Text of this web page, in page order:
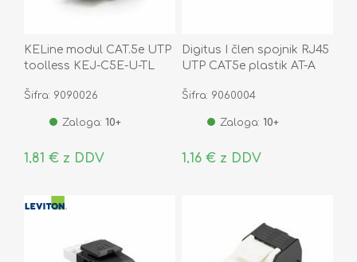
KELine modul CAT.5e UTP
toolless KEJ-C5E-U-TL
Šifra: 9090026
Zaloga: 10+
1,81 € z DDV
Digitus I člen spojnik RJ45
UTP CAT5e plastik AT-A
Šifra: 9060004
Zaloga: 10+
1,16 € z DDV